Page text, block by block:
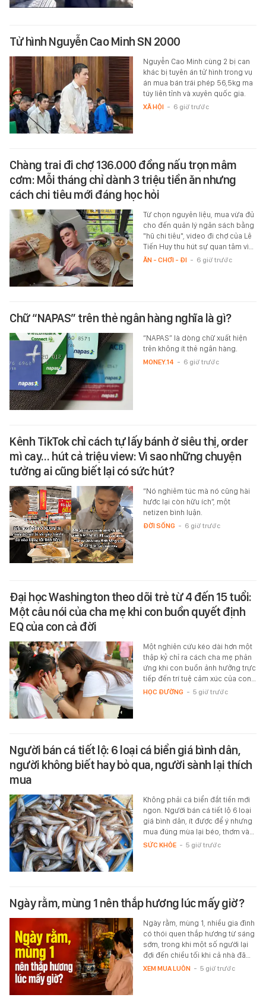
Tử hình Nguyễn Cao Minh SN 2000
Nguyễn Cao Minh cùng 2 bị can
khác bị tuyên án tử hình trong vụ
án mua bán trái phép 56,5kg ma
túy liên tỉnh và xuyên quốc gia.
XÃ HỘI - 6 giờ trước
Chàng trai đi chợ 136.000 đồng nấu trọn mâm
cơm: Mỗi tháng chỉ dành 3 triệu tiền ăn nhưng
cách chi tiêu mới đáng học hỏi
Từ chọn nguyên liệu, mua vừa đủ
cho đến quản lý ngân sách bằng
"hũ chi tiêu", video đi chợ của Lê
Tiến Huy thu hút sự quan tâm vì…
ĂN - CHƠI - ĐI - 6 giờ trước
Chữ “NAPAS” trên thẻ ngân hàng nghĩa là gì?
“NAPAS” là dòng chữ xuất hiện
trên không ít thẻ ngân hàng.
MONEY.14 - 6 giờ trước
Kênh TikTok chỉ cách tự lấy bánh ở siêu thị, order
mì cay… hút cả triệu view: Vì sao những chuyện
tưởng ai cũng biết lại có sức hút?
“Nó nghiêm túc mà nó cũng hài
hước lại còn hữu ích”, một
netizen bình luận.
ĐỜI SỐNG - 6 giờ trước
Đại học Washington theo dõi trẻ từ 4 đến 15 tuổi:
Một câu nói của cha mẹ khi con buồn quyết định
EQ của con cả đời
Một nghiên cứu kéo dài hơn một
thập kỷ chỉ ra cách cha mẹ phản
ứng khi con buồn ảnh hưởng trực
tiếp đến trí tuệ cảm xúc của con…
HỌC ĐƯỜNG - 5 giờ trước
Người bán cá tiết lộ: 6 loại cá biển giá bình dân,
người không biết hay bỏ qua, người sành lại thích
mua
Không phải cá biển đắt tiền mới
ngon. Người bán cá tiết lộ 6 loại
giá bình dân, ít được để ý nhưng
mua đúng mùa lại béo, thơm và…
SỨC KHỎE - 5 giờ trước
Ngày rằm, mùng 1 nên thắp hương lúc mấy giờ?
Ngày rằm, mùng 1, nhiều gia đình
có thói quen thắp hương từ sáng
sớm, trong khi một số người lại
đợi đến chiều tối khi cả nhà đã…
XEM MUA LUÔN - 5 giờ trước